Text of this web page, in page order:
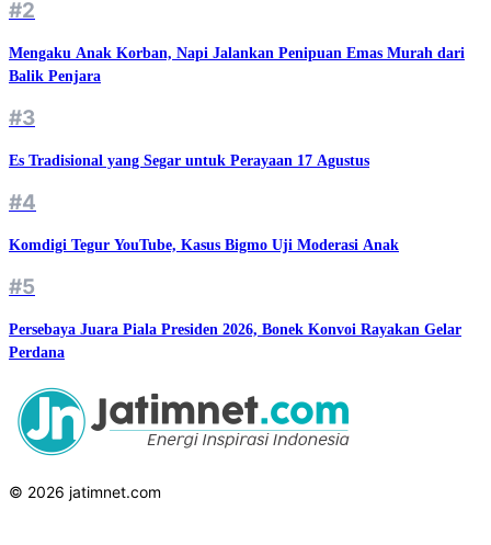
#2
Mengaku Anak Korban, Napi Jalankan Penipuan Emas Murah dari
Balik Penjara
#3
Es Tradisional yang Segar untuk Perayaan 17 Agustus
#4
Komdigi Tegur YouTube, Kasus Bigmo Uji Moderasi Anak
#5
Persebaya Juara Piala Presiden 2026, Bonek Konvoi Rayakan Gelar
Perdana
© 2026 jatimnet.com